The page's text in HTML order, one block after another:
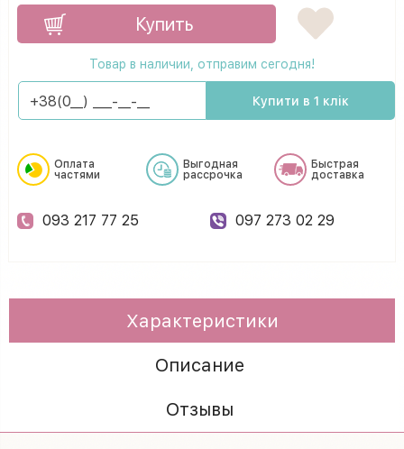
Купить
Товар в наличии, отправим сегодня!
Купити в 1 клік
Оплата
частями
Выгодная
рассрочка
Быстрая
доставка
093 217 77 25 097 273 02 29
Характеристики
Описание
Отзывы